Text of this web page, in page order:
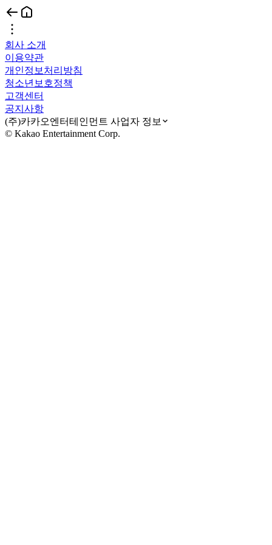
회사 소개
이용약관
개인정보처리방침
청소년보호정책
고객센터
공지사항
(주)카카오엔터테인먼트 사업자 정보
© Kakao Entertainment Corp.